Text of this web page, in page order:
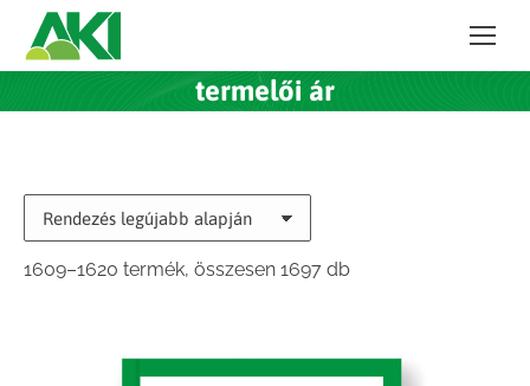
termelői ár
1609–1620 termék, összesen 1697 dbSorted